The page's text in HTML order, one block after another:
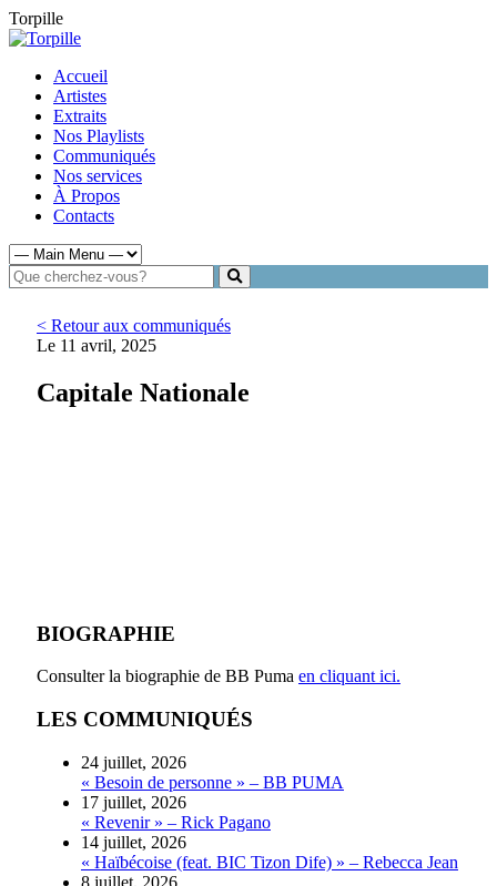
Torpille
Accueil
Artistes
Extraits
Nos Playlists
Communiqués
Nos services
À Propos
Contacts
< Retour aux communiqués
Le 11 avril, 2025
Capitale Nationale
BIOGRAPHIE
Consulter la biographie de BB Puma en cliquant ici.
LES COMMUNIQUÉS
24 juillet, 2026
« Besoin de personne » – BB PUMA
17 juillet, 2026
« Revenir » – Rick Pagano
14 juillet, 2026
« Haïbécoise (feat. BIC Tizon Dife) » – Rebecca Jean
8 juillet, 2026